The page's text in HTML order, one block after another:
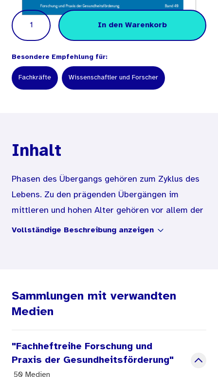
Menge
In den Warenkorb
Besondere Empfehlung für:
Fachkräfte Wissenschaftler und Forscher
Inhalt
Phasen des Übergangs gehören zum Zyklus des
Lebens. Zu den prägenden Übergängen im
mittleren und hohen Alter gehören vor allem der
Eintritt in den Ruhestand, eine Verwitwung oder
Gesundheitsrisiken mit sich bringen. Dies gilt
insbesondere, wenn sie als kritische
Expertise beschreibt diese Übergänge und
analysiert die damit verbundenen Risiken sowie
Vollständige Beschreibung anzeigen
Sammlungen mit verwandten
Medien
"Fachheftreihe Forschung und
Praxis der Gesundheitsförderung"
50 Medien